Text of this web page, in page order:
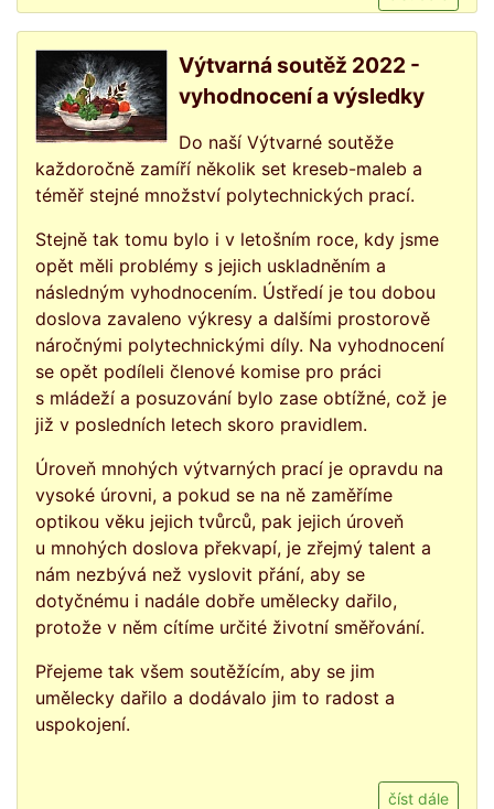
Výtvarná soutěž 2022 -
vyhodnocení a výsledky
Do naší Výtvarné soutěže
každoročně zamíří několik set kreseb-maleb a
téměř stejné množství polytechnických prací.
Stejně tak tomu bylo i v letošním roce, kdy jsme
opět měli problémy s jejich uskladněním a
následným vyhodnocením. Ústředí je tou dobou
doslova zavaleno výkresy a dalšími prostorově
náročnými polytechnickými díly. Na vyhodnocení
se opět podíleli členové komise pro práci
s mládeží a posuzování bylo zase obtížné, což je
již v posledních letech skoro pravidlem.
Úroveň mnohých výtvarných prací je opravdu na
vysoké úrovni, a pokud se na ně zaměříme
optikou věku jejich tvůrců, pak jejich úroveň
u mnohých doslova překvapí, je zřejmý talent a
nám nezbývá než vyslovit přání, aby se
dotyčnému i nadále dobře umělecky dařilo,
protože v něm cítíme určité životní směřování.
Přejeme tak všem soutěžícím, aby se jim
umělecky dařilo a dodávalo jim to radost a
uspokojení.
číst dále